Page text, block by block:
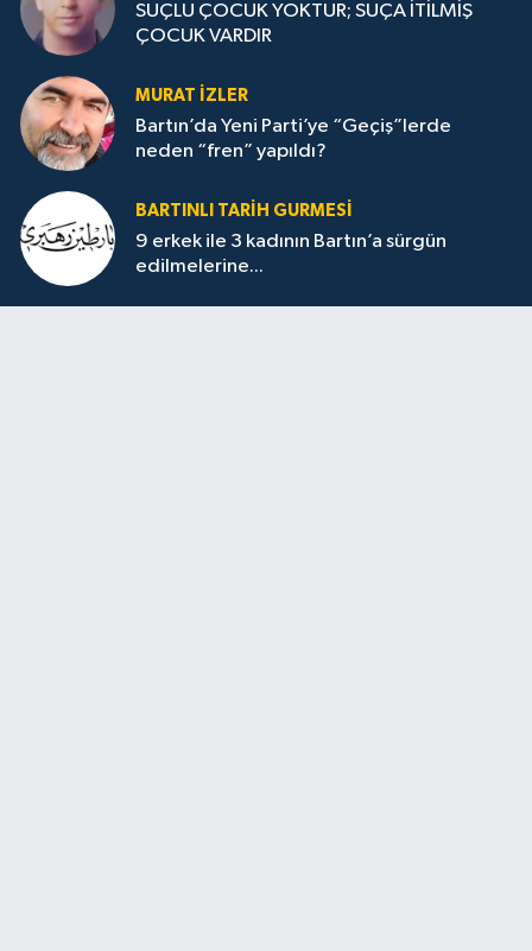
SUÇLU ÇOCUK YOKTUR; SUÇA İTİLMİŞ
ÇOCUK VARDIR
MURAT İZLER
Bartın’da Yeni Parti’ye “Geçiş”lerde
neden “fren” yapıldı?
BARTINLI TARIH GURMESI
9 erkek ile 3 kadının Bartın’a sürgün
edilmelerine...